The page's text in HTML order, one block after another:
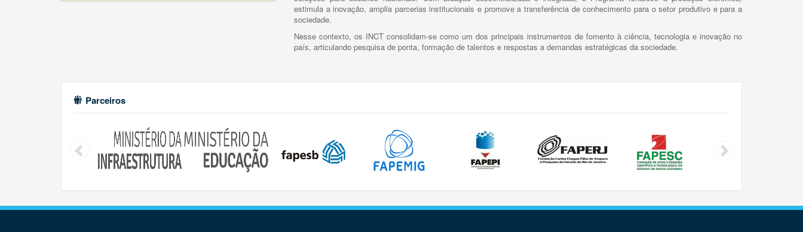
estimula a inovação, amplia parcerias institucionais e promove a transferência de conhecimento para o setor produtivo e para a
sociedade.
Nesse contexto, os INCT consolidam-se como um dos principais instrumentos de fomento à ciência, tecnologia e inovação no
país, articulando pesquisa de ponta, formação de talentos e respostas a demandas estratégicas da sociedade.
Parceiros